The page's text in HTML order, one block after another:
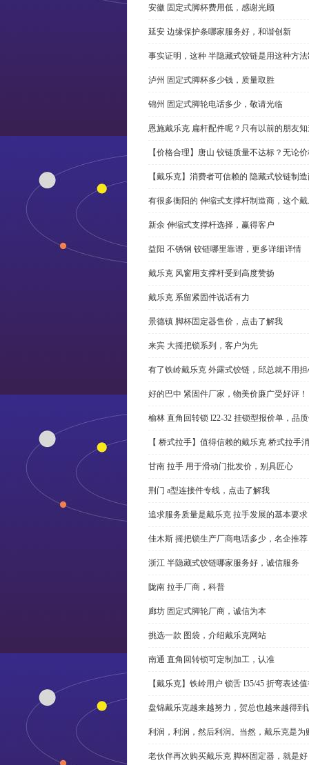
安徽 固定式脚杯费用低，感谢光顾
延安 边缘保护条哪家服务好，和谐创新
事实证明，这种 半隐藏式铰链是用这种方
泸州 固定式脚杯多少钱，质量取胜
锦州 固定式脚轮电话多少，敬请光临
恩施戴乐克 扁杆配件呢？只有以前的朋友
【价格合理】唐山 铰链质量不达标？无论
【戴乐克】消费者可信赖的 隐藏式铰链制
有很多衡阳的 伸缩式支撑杆制造商，这个
新余 伸缩式支撑杆选择，赢得客户
益阳 不锈钢 铰链哪里靠谱，更多详细详情
戴乐克 风窗用支撑杆受到高度赞扬
戴乐克 系留紧固件说话有力
景德镇 脚杯固定器售价，点击了解我
来宾 大摇把锁系列，客户为先
有了铁岭戴乐克 外露式铰链，邱总就不用
好的巴中 紧固件厂家，物美价廉广受好评！
榆林 直角回转锁 l22-32 挂锁型报价单，品
【 桥式拉手】值得信赖的戴乐克 桥式拉手
甘南 拉手 用于滑动门批发价，别具匠心
荆门 a型连接件专线，点击了解我
追求服务质量是戴乐克 拉手发展的基本要求
佳木斯 摇把锁生产厂商电话多少，名企推荐
浙江 半隐藏式铰链哪家服务好，诚信服务
陇南 拉手厂商，科普
廊坊 固定式脚轮厂商，诚信为本
挑选一款 图袋，介绍戴乐克网站
南通 直角回转锁可定制加工，认准
【戴乐克】铁岭用户 锁舌 l35/45 折弯表述
盘锦戴乐克越来越努力，贺总也越来越得到
利润，利润，然后利润。当然，戴乐克是为
老伙伴再次购买戴乐克 脚杯固定器，就是